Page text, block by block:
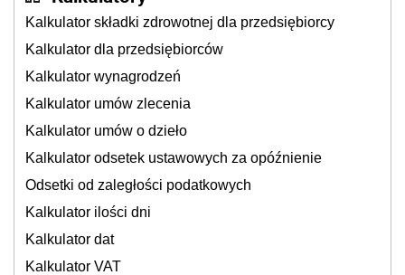
Kalkulator składki zdrowotnej dla przedsiębiorcy
Kalkulator dla przedsiębiorców
Kalkulator wynagrodzeń
Kalkulator umów zlecenia
Kalkulator umów o dzieło
Kalkulator odsetek ustawowych za opóźnienie
Odsetki od zaległości podatkowych
Kalkulator ilości dni
Kalkulator dat
Kalkulator VAT